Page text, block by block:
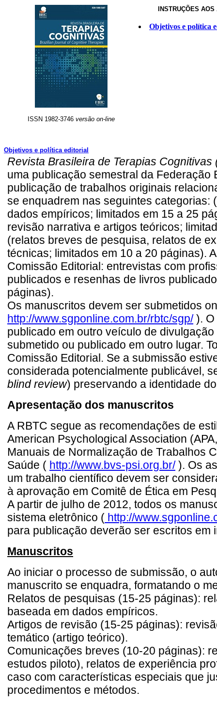
ISSN 1982-3746 versão on-line
INSTRUÇÕES
Objetivos e política
Objetivos e política editorial
Revista Brasileira de Terapias
uma publicação semestral da
publicação de trabalhos originais
se enquadrem nas seguintes
dados empíricos; limitados em 15 a 25
revisão narrativa e artigos teóricos;
(relatos breves de pesquisa, relatos de
técnicas; limitados em 10 a 20 páginas).
Comissão Editorial: entrevistas com
publicados e resenhas de livros
páginas).
Os manuscritos devem ser submetidos
http://www.sgponline.com.br/rbtc/sgp/). O
publicado em outro veículo de
submetido ou publicado em outro lugar.
Comissão Editorial. Se a submissão
considerada potencialmente publicável,
blind review) preservando a identidade
Apresentação dos manuscritos
A RBTC segue as recomendações de
American Psychological Association
Manuais de Normalização de Trabalhos
Saúde ( http://www.bvs-psi.org.br/). Os
um trabalho científico devem ser
à aprovação em Comitê de Ética em
A partir de julho de 2012, todos os
sistema eletrônico ( http://
para publicação deverão ser escritos
Manuscritos
Ao iniciar o processo de submissão, o
manuscrito se enquadra, formatando o
Relatos de pesquisas (15-25 páginas):
baseada em dados empíricos.
Artigos de revisão (15-25 páginas):
temático (artigo teórico).
Comunicações breves (10-20 páginas):
estudos piloto), relatos de experiência
caso com características especiais que
procedimentos e métodos.